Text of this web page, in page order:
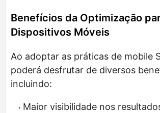
Benefícios da Optimização
Dispositivos Móveis
Ao adoptar as práticas de mobile
poderá desfrutar de diversos
incluindo:
Maior visibilidade nos